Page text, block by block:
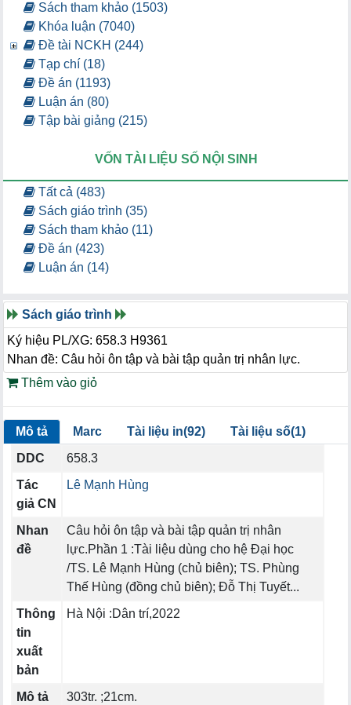
Sách tham khảo (1503)
Khóa luận (7040)
Đề tài NCKH (244)
Tạp chí (18)
Đề án (1193)
Luận án (80)
Tập bài giảng (215)
VỐN TÀI LIỆU SỐ NỘI SINH
Tất cả (483)
Sách giáo trình (35)
Sách tham khảo (11)
Đề án (423)
Luận án (14)
Sách giáo trình
Ký hiệu PL/XG: 658.3 H9361
Nhan đề: Câu hỏi ôn tập và bài tập quản trị nhân lực.
Thêm vào giỏ
Mô tả Marc Tài liệu in(92)
Tài liệu số(1)
DDC
658.3
Tác
giả CN
Lê Mạnh Hùng
Nhan
đề
Câu hỏi ôn tập và bài tập quản trị nhân
lực.Phần 1 :Tài liệu dùng cho hệ Đại học
/TS. Lê Mạnh Hùng (chủ biên); TS. Phùng
Thế Hùng (đồng chủ biên); Đỗ Thị Tuyết...
Thông
tin
xuất
bản
Hà Nội :Dân trí,2022
Mô tả
303tr. ;21cm.